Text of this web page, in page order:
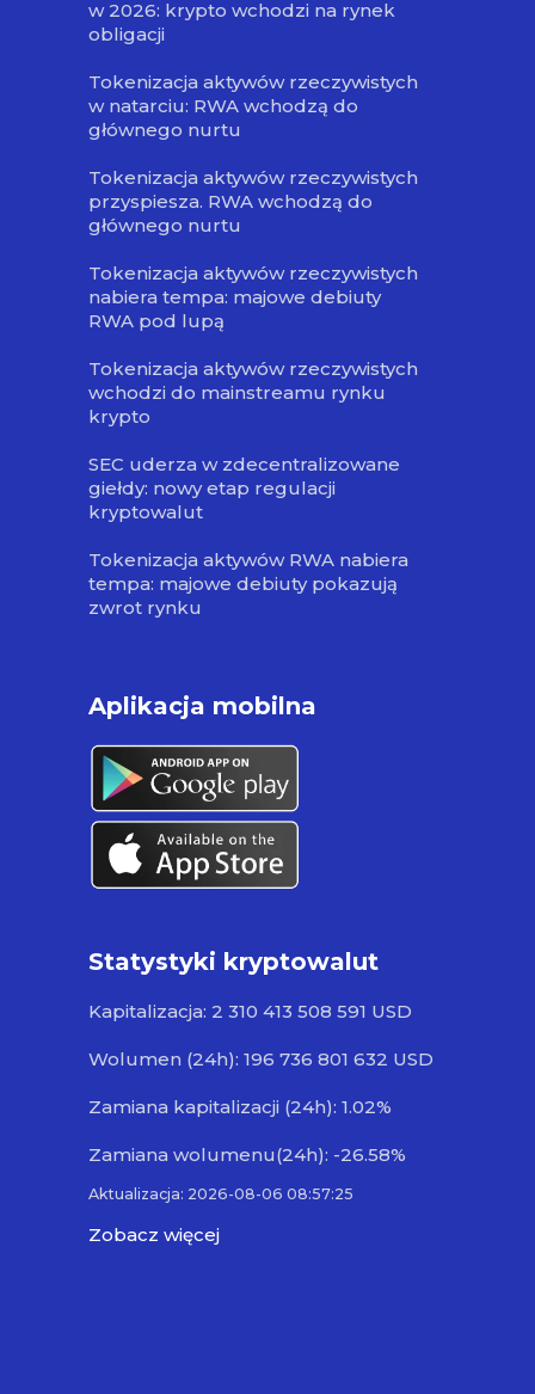
w 2026: krypto wchodzi na rynek
obligacji
Tokenizacja aktywów rzeczywistych
w natarciu: RWA wchodzą do
głównego nurtu
Tokenizacja aktywów rzeczywistych
przyspiesza. RWA wchodzą do
głównego nurtu
Tokenizacja aktywów rzeczywistych
nabiera tempa: majowe debiuty
RWA pod lupą
Tokenizacja aktywów rzeczywistych
wchodzi do mainstreamu rynku
krypto
SEC uderza w zdecentralizowane
giełdy: nowy etap regulacji
kryptowalut
Tokenizacja aktywów RWA nabiera
tempa: majowe debiuty pokazują
zwrot rynku
Aplikacja mobilna
Statystyki kryptowalut
Kapitalizacja: 2 310 413 508 591 USD
Wolumen (24h): 196 736 801 632 USD
Zamiana kapitalizacji (24h): 1.02%
Zamiana wolumenu(24h): -26.58%
Aktualizacja: 2026-08-06 08:57:25
Zobacz więcej